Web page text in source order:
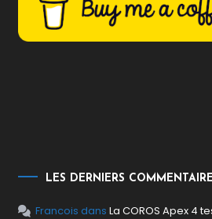
LES DERNIERS
Francois dansLa COROS Apex 4